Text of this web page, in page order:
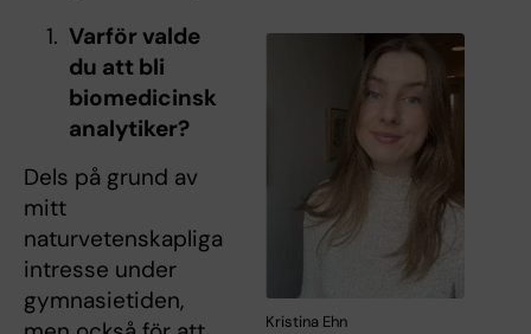
Kristina Ehn
Varför valde
du att bli
biomedicinsk
analytiker?
Dels på grund av
mitt
naturvetenskapliga
intresse under
gymnasietiden,